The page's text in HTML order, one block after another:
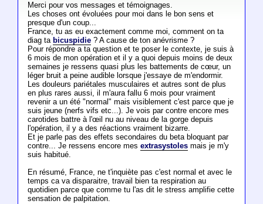
Merci pour vos messages et témoignages.
Les choses ont évoluées pour moi dans le bon sens et
presque d'un coup...
France, tu as eu exactement comme moi, comment on ta
diag ta bicuspidie? A cause de ton anévrisme ?
Pour répondre a ta question et te poser le contexte, je suis à
6 mois de mon opération et il y a quoi depuis moins de deux
semaines je ressens quasi plus les battements de cœur, un
léger bruit a peine audible lorsque j'essaye de m'endormir.
Les douleurs pariétales musculaires et autres sont de plus
en plus rares aussi, il m'aura fallu 6 mois pour vraiment
revenir a un été "normal" mais visiblement c'est parce que je
suis jeune (nerfs vifs etc...). Je vois par contre encore mes
carotides battre à l'œil nu au niveau de la gorge depuis
l'opération, il y a des réactions vraiment bizarre.
Et je parle pas des effets secondaires du beta bloquant par
contre... Je ressens encore mes extrasystolesmais je m'y
suis habitué.
En résumé, France, ne t'inquiète pas c'est normal et avec le
temps ca va disparaitre, travail bien ta respiration au
quotidien parce que comme tu l'as dit le stress amplifie cette
sensation de palpitation.